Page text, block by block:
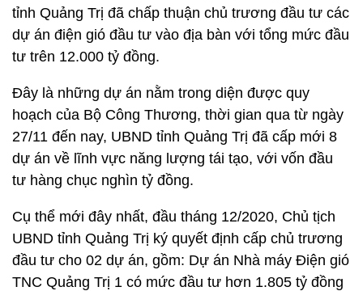
tỉnh Quảng Trị đã chấp thuận chủ trương đầu tư các
dự án điện gió đầu tư vào địa bàn với tổng mức đầu
tư trên 12.000 tỷ đồng.
Đây là những dự án nằm trong diện được quy
hoạch của Bộ Công Thương, thời gian qua từ ngày
27/11 đến nay, UBND tỉnh Quảng Trị đã cấp mới 8
dự án về lĩnh vực năng lượng tái tạo, với vốn đầu
tư hàng chục nghìn tỷ đồng.
Cụ thể mới đây nhất, đầu tháng 12/2020, Chủ tịch
UBND tỉnh Quảng Trị ký quyết định cấp chủ trương
đầu tư cho 02 dự án, gồm: Dự án Nhà máy Điện gió
TNC Quảng Trị 1 có mức đầu tư hơn 1.805 tỷ đồng